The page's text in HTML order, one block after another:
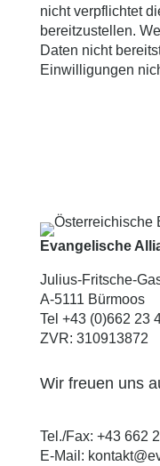
nicht verpflichtet
bereitzustellen.
Daten nicht
Einwilligungen
Evangelische
Julius-Fritsche-
A-5111 Bürmoos
Tel +43 (0)662 23
ZVR: 310913872
Wir freuen uns
Tel./Fax: +43 662
E-Mail: